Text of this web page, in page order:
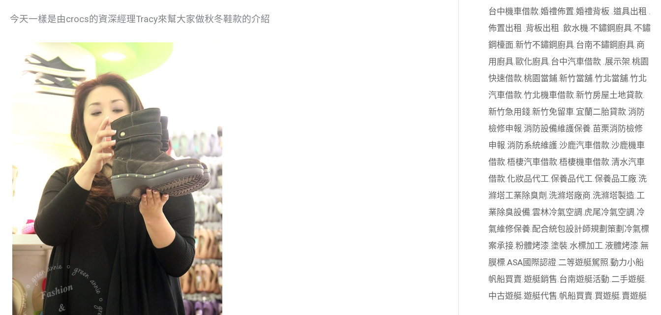
今天一樣是由crocs的資深經理Tracy來幫大家做秋冬鞋款的介紹
台中機車借款 婚禮佈置 婚禮背板 道具出租
佈置出租 背板出租 飲水機 不鏽鋼廚具. 不鏽
鋼檯面 新竹不鏽鋼廚具. 台南不鏽鋼廚具. 商
用廚具. 歐化廚具. 台中汽車借款 展示架 桃園
快速借款 桃園當鋪. 新竹當舖. 竹北當舖. 竹北
汽車借款 竹北機車借款 新竹房屋土地貸款
新竹急用錢. 新竹免留車. 宜蘭二胎貸款 消防
檢修申報 消防設備維護保養 苗栗消防檢修
申報 消防系統維護. 沙鹿汽車借款 沙鹿機車
借款 梧棲汽車借款 梧棲機車借款 清水汽車
借款 化妝品代工 保養品代工 保養品工廠. 洗
滌塔工業除臭劑 洗滌塔廠商 洗滌塔製造 工
業除臭設備 雲林冷氣空調 虎尾冷氣空調 冷
氣維修保養 配合統包設計師規劃策劃 冷氣標
案承接. 粉體烤漆 塗裝 水標加工 液體烤漆 無
膜標 ASA國際認證. 二等遊艇駕照 動力小船
帆船買賣 遊艇銷售 台南遊艇活動 二手遊艇.
中古遊艇. 遊艇代售 帆船買賣 買遊艇. 賣遊艇